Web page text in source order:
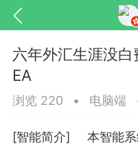
匿名树洞 发起
六年外汇生涯没
EA
浏览 220 • 电脑端
[智能简介] 本智能系